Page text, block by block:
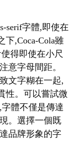
serif字體,即使在
下,Coca-Cola雖
得即使在小尺
意字母間距。
文字糊在一起,
性。可以嘗試微
體不僅是傳達
。選擇一個既
品牌形象的字